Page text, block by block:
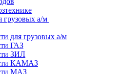
грузовых а/м
для грузовых а/м
ГАЗ
ЗИЛ
КАМАЗ
МАЗ